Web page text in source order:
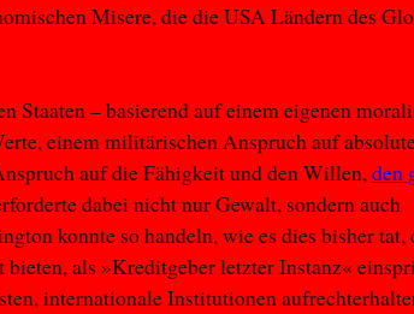
Misere, die die USA Ländern des
Staaten – basierend auf einem eigenen
einem militärischen Anspruch auf
auf die Fähigkeit und den Willen,den
dabei nicht nur Gewalt, sondern auch
konnte so handeln, wie es dies bisher tat,
bieten, als »Kreditgeber letzter Instanz«
internationale Institutionen